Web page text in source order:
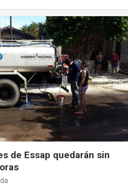
de Essap quedarán sin